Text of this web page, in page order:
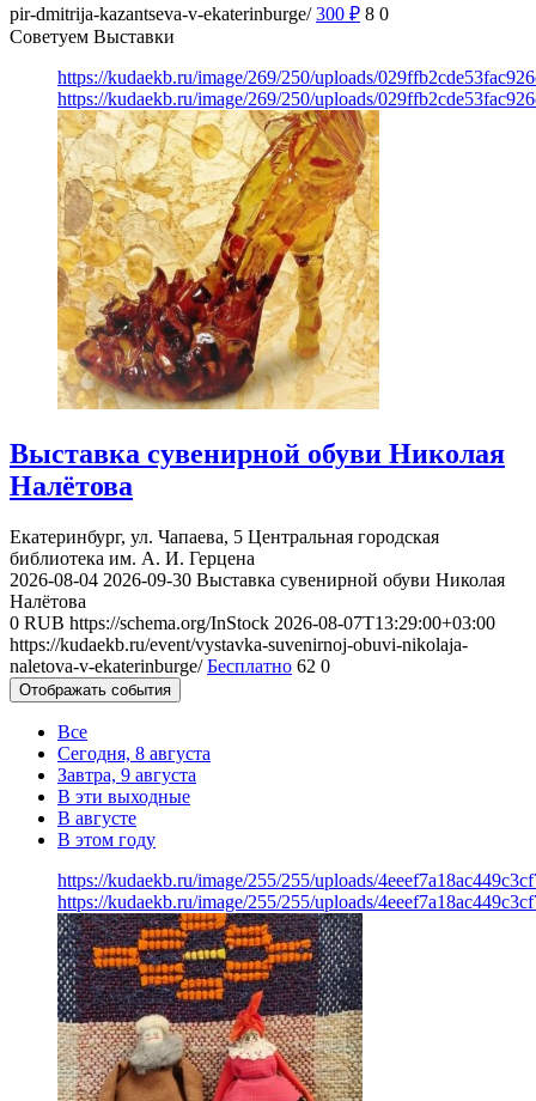
pir-dmitrija-kazantseva-v-ekaterinburge/ 300 ₽ 8 0
Советуем Выставки
https://kudaekb.ru/image/269/250/uploads/
https://kudaekb.ru/image/269/250/uploads/
Выставка сувенирной обуви Николая
Налётова
Екатеринбург, ул. Чапаева, 5 Центральная городская
библиотека им. А. И. Герцена
2026-08-04 2026-09-30 Выставка сувенирной обуви Николая
Налётова
0 RUB https://schema.org/InStock 2026-08-07T13:29:00+03:00
https://kudaekb.ru/event/vystavka-suvenirnoj-obuvi-nikolaja-
naletova-v-ekaterinburge/ Бесплатно 62 0
Отображать события
Все
Сегодня, 8 августа
Завтра, 9 августа
В эти выходные
В августе
В этом году
https://kudaekb.ru/image/255/255/uploads/
https://kudaekb.ru/image/255/255/uploads/